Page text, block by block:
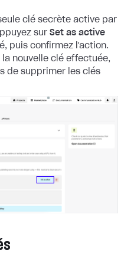
clé secrète active par
sur Set as active
puis confirmez l'action.
nouvelle clé effectuée,
de supprimer les clés